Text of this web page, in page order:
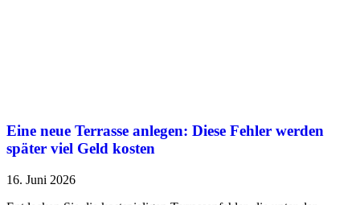
Eine neue Terrasse anlegen: Diese Fehler werden
später viel Geld kosten
16. Juni 2026